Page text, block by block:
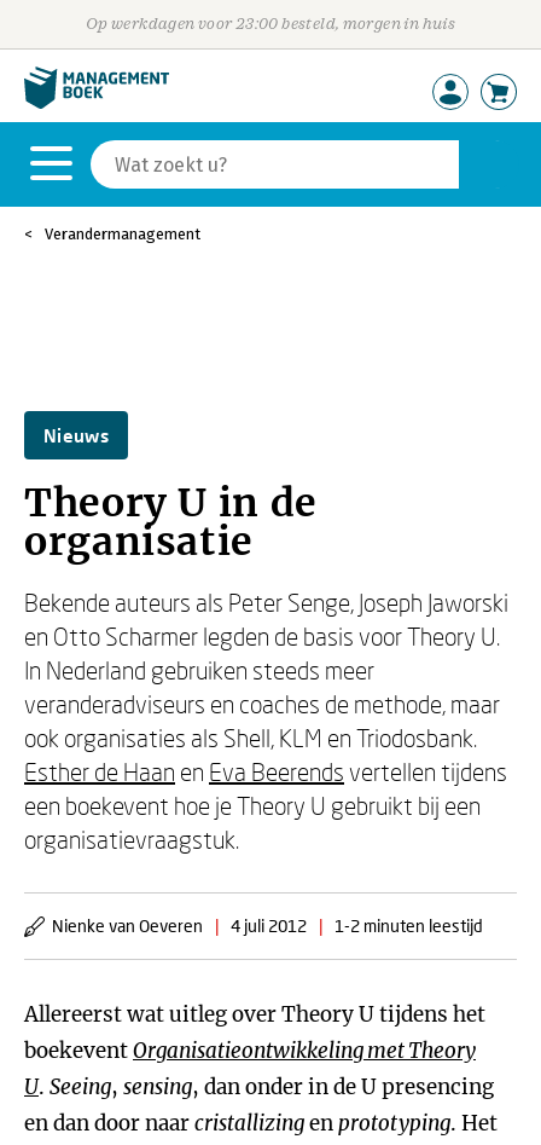
Op werkdagen voor 23:00 besteld, morgen in huis
Verandermanagement
Nieuws
Theory U in de
organisatie
Bekende auteurs als Peter Senge, Joseph Jaworski
en Otto Scharmer legden de basis voor Theory U.
In Nederland gebruiken steeds meer
veranderadviseurs en coaches de methode, maar
ook organisaties als Shell, KLM en Triodosbank.
Esther de Haan en Eva Beerends vertellen tijdens
een boekevent hoe je Theory U gebruikt bij een
organisatievraagstuk.
Nienke van Oeveren | 4 juli 2012 | 1-2 minuten leestijd
Allereerst wat uitleg over Theory U tijdens het
boekeventOrganisatieontwikkeling met Theory
U. Seeing, sensing, dan onder in de U presencing
en dan door naarcristallizingenprototyping. Het